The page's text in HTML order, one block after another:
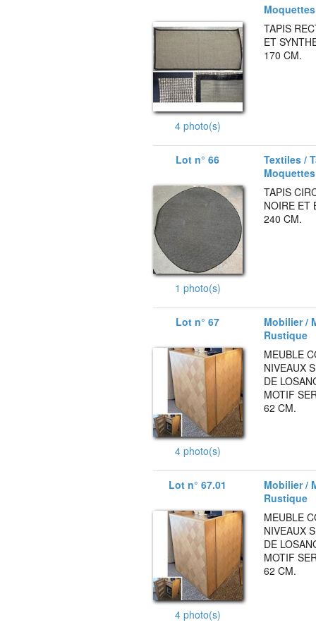
4 photo(s)
TAPIS
ET
170 CM.
Lot n° 66
Textiles /
1 photo(s)
TAPIS
NOIRE ET
240 CM.
Lot n° 67
Mobilier /
Rustique
4 photo(s)
MEUBLE
NIVEAUX
DE
MOTIF
62 CM.
Lot n° 67.01
Mobilier /
Rustique
4 photo(s)
MEUBLE
NIVEAUX
DE
MOTIF
62 CM.